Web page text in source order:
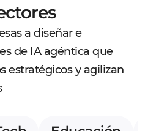
a diseñar e
de IA agéntica que
estratégicos y agilizan